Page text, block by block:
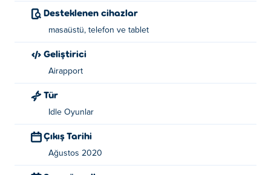
Desteklenen cihazlar
masaüstü, telefon ve tablet
Geliştirici
Airapport
Tür
Idle Oyunlar
Çıkış Tarihi
Ağustos 2020